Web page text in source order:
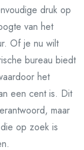
druk op
van het
Of je nu wilt
bureau biedt
het
een cent is. Dit
maar
op zoek is